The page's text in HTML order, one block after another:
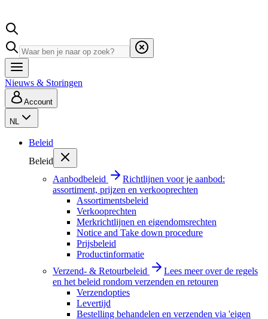
Nieuws & Storingen
Account
NL
Beleid
Beleid
Aanbodbeleid
Richtlijnen voor je aanbod:
assortiment, prijzen en verkooprechten
Assortimentsbeleid
Verkooprechten
Merkrichtlijnen en eigendomsrechten
Notice and Take down procedure
Prijsbeleid
Productinformatie
Verzend- & Retourbeleid
Lees meer over de regels
en het beleid rondom verzenden en retouren
Verzendopties
Levertijd
Bestelling behandelen en verzenden via 'eigen